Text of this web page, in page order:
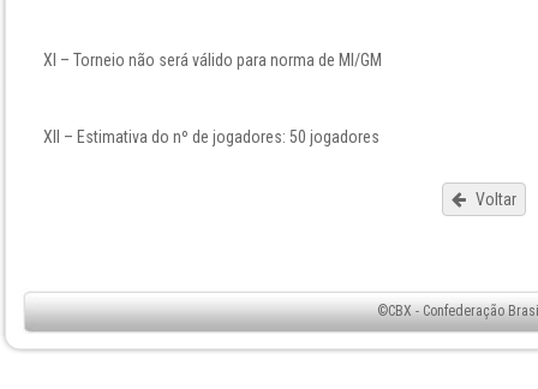
XI – Torneio não será válido para norma de MI/GM
XII – Estimativa do nº de jogadores: 50 jogadores
Voltar
©CBX - Confederação